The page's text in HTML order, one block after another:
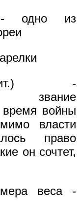
- одно из
-
звание
войны
власти
право
он сочтет,
веса -